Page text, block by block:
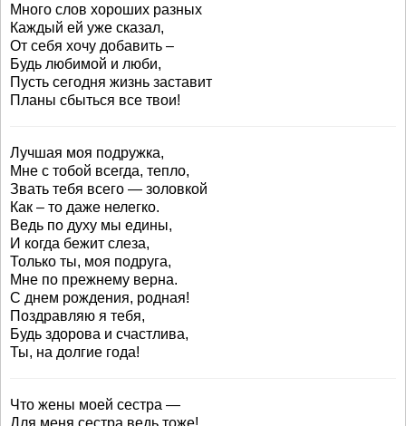
Много слов хороших разных
Каждый ей уже сказал,
От себя хочу добавить –
Будь любимой и люби,
Пусть сегодня жизнь заставит
Планы сбыться все твои!
Лучшая моя подружка,
Мне с тобой всегда, тепло,
Звать тебя всего — золовкой
Как – то даже нелегко.
Ведь по духу мы едины,
И когда бежит слеза,
Только ты, моя подруга,
Мне по прежнему верна.
С днем рождения, родная!
Поздравляю я тебя,
Будь здорова и счастлива,
Ты, на долгие года!
Что жены моей сестра —
Для меня сестра ведь тоже!